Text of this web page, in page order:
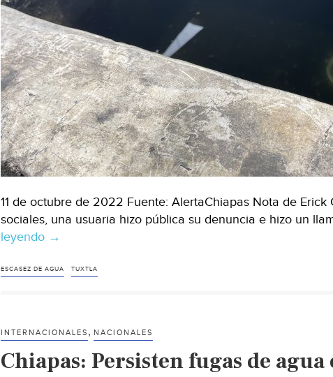
11 de octubre de 2022 Fuente: AlertaChiapas Nota de
sociales, una usuaria hizo pública su denuncia e hizo un
leyendo Tuxtla
Más
sin
agua,
→
ESCASEZ DE AGUA TUXTLA
INTERNACIONALES , NACIONALES
Chiapas: Persisten fugas de